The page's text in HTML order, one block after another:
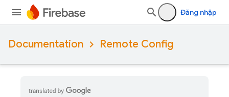
Đăng nhập
Documentation Remote Config